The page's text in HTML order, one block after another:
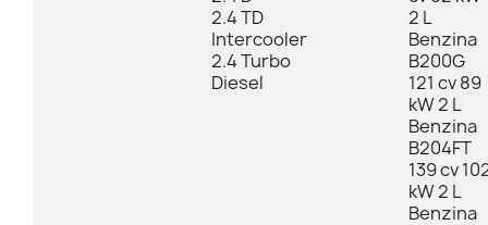
2.4 TD
Intercooler
2.4 Turbo
Diesel
2 L
Benzina
B200G
121 cv 89
kW 2 L
Benzina
B204FT
139 cv
kW 2 L
Benzina